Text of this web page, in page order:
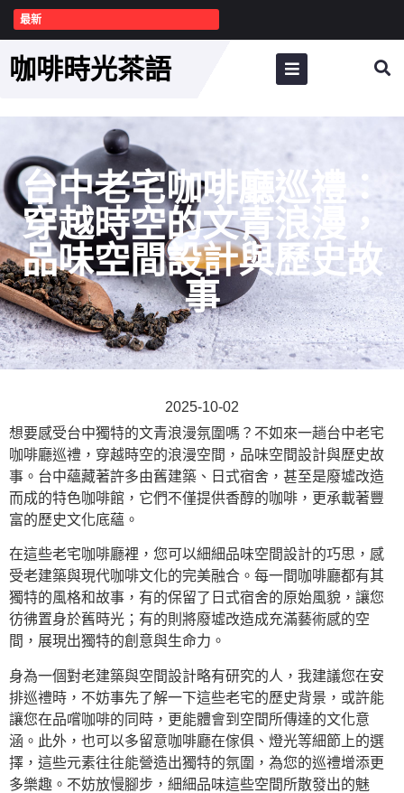
最新
咖啡時光茶語
台中老宅咖啡廳巡禮：
穿越時空的文青浪漫，
品味空間設計與歷史故
事
2025-10-02
想要感受台中獨特的文青浪漫氛圍嗎？不如來一趟台中老宅
咖啡廳巡禮，穿越時空的浪漫空間，品味空間設計與歷史故
事。台中蘊藏著許多由舊建築、日式宿舍，甚至是廢墟改造
而成的特色咖啡館，它們不僅提供香醇的咖啡，更承載著豐
富的歷史文化底蘊。
在這些老宅咖啡廳裡，您可以細細品味空間設計的巧思，感
受老建築與現代咖啡文化的完美融合。每一間咖啡廳都有其
獨特的風格和故事，有的保留了日式宿舍的原始風貌，讓您
彷彿置身於舊時光；有的則將廢墟改造成充滿藝術感的空
間，展現出獨特的創意與生命力。
身為一個對老建築與空間設計略有研究的人，我建議您在安
排巡禮時，不妨事先了解一下這些老宅的歷史背景，或許能
讓您在品嚐咖啡的同時，更能體會到空間所傳達的文化意
涵。此外，也可以多留意咖啡廳在傢俱、燈光等細節上的選
擇，這些元素往往能營造出獨特的氛圍，為您的巡禮增添更
多樂趣。不妨放慢腳步，細細品味這些空間所散發出的魅